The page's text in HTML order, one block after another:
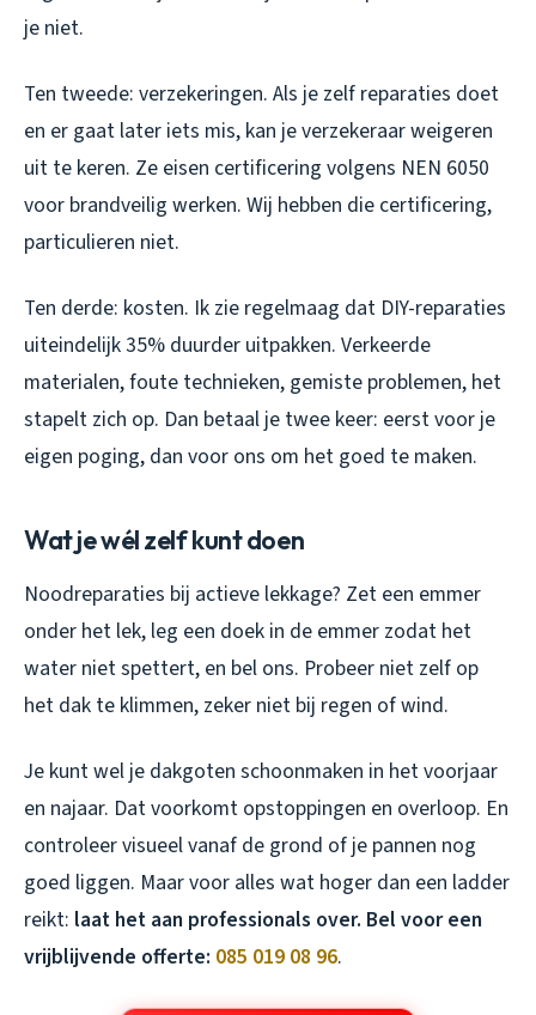
je niet.
Ten tweede: verzekeringen. Als je zelf reparaties doet
en er gaat later iets mis, kan je verzekeraar weigeren
uit te keren. Ze eisen certificering volgens NEN 6050
voor brandveilig werken. Wij hebben die certificering,
particulieren niet.
Ten derde: kosten. Ik zie regelmaag dat DIY-reparaties
uiteindelijk 35% duurder uitpakken. Verkeerde
materialen, foute technieken, gemiste problemen, het
stapelt zich op. Dan betaal je twee keer: eerst voor je
eigen poging, dan voor ons om het goed te maken.
Wat je wél zelf kunt doen
Noodreparaties bij actieve lekkage? Zet een emmer
onder het lek, leg een doek in de emmer zodat het
water niet spettert, en bel ons. Probeer niet zelf op
het dak te klimmen, zeker niet bij regen of wind.
Je kunt wel je dakgoten schoonmaken in het voorjaar
en najaar. Dat voorkomt opstoppingen en overloop. En
controleer visueel vanaf de grond of je pannen nog
goed liggen. Maar voor alles wat hoger dan een ladder
reikt: laat het aan professionals over. Bel voor een
vrijblijvende offerte: 085 019 08 96.